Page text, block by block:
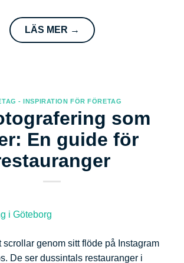
LÄS MER →
- INSPIRATION FÖR FÖRETAG
som
En guide för
scrollar genom sitt flöde på Instagram
De ser dussintals restauranger i